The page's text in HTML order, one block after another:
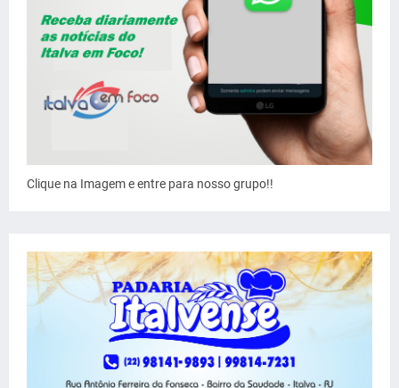
Clique na Imagem e entre para nosso grupo!!